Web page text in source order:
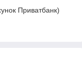
Приватбанк)